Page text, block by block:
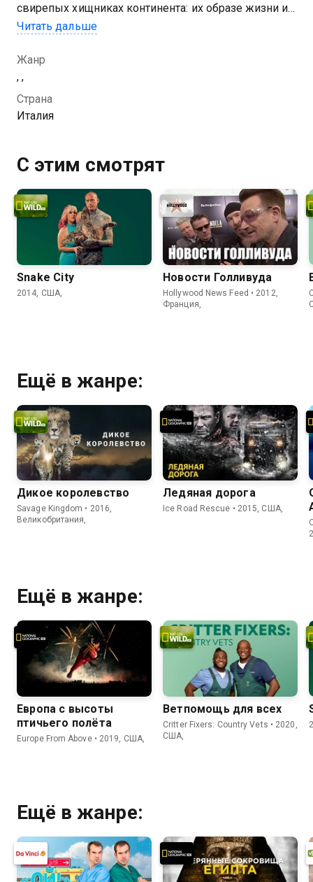
свирепых хищниках континента: их образе жизни и
стратегиях выживания
Читать дальше
Жанр
, ,
Страна
Италия
С этим смотрят
Snake City
2014, США,
Новости Голливуда
Hollywood News Feed • 2012,
Франция,
Ещё в жанре:
Дикое королевство
Savage Kingdom • 2016,
Великобритания,
Ледяная дорога
Ice Road Rescue • 2015, США,
Ещё в жанре:
Европа с высоты
птичьего полёта
Europe From Above • 2019, США,
Ветпомощь для всех
Critter Fixers: Country Vets • 2020,
США,
Ещё в жанре: